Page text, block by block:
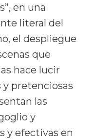
en una
literal del
el despliegue
que
hace lucir
pretenciosas
las
y
y efectivas en